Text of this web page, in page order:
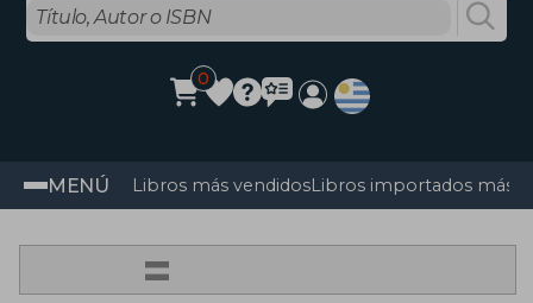
0
MENÚ Libros más vendidosLibros importados más
=